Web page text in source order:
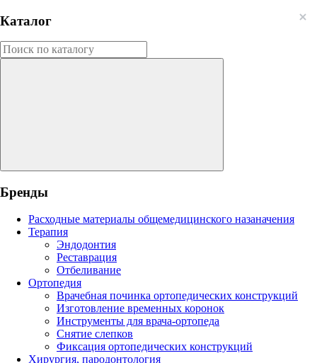
Каталог
Бренды
Расходные материалы общемедицинского назаначения
Терапия
Эндодонтия
Реставрация
Отбеливание
Ортопедия
Врачебная починка ортопедических конструкций
Изготовление временных коронок
Инструменты для врача-ортопеда
Снятие слепков
Фиксация ортопедических конструкций
Хирургия, пародонтология